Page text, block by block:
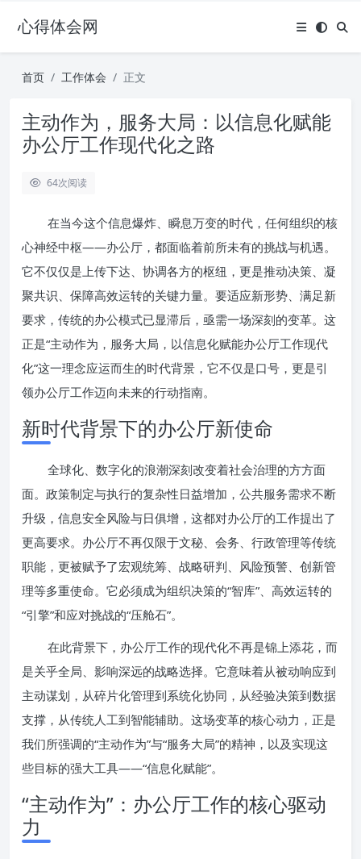
心得体会网
首页 工作体会 正文
主动作为，服务大局：以信息化赋能
办公厅工作现代化之路
64次阅读
在当今这个信息爆炸、瞬息万变的时代，任何组织的核
心神经中枢——办公厅，都面临着前所未有的挑战与机遇。
它不仅仅是上传下达、协调各方的枢纽，更是推动决策、凝
聚共识、保障高效运转的关键力量。要适应新形势、满足新
要求，传统的办公模式已显滞后，亟需一场深刻的变革。这
正是“主动作为，服务大局，以信息化赋能办公厅工作现代
化”这一理念应运而生的时代背景，它不仅是口号，更是引
领办公厅工作迈向未来的行动指南。
新时代背景下的办公厅新使命
全球化、数字化的浪潮深刻改变着社会治理的方方面
面。政策制定与执行的复杂性日益增加，公共服务需求不断
升级，信息安全风险与日俱增，这都对办公厅的工作提出了
更高要求。办公厅不再仅限于文秘、会务、行政管理等传统
职能，更被赋予了宏观统筹、战略研判、风险预警、创新管
理等多重使命。它必须成为组织决策的“智库”、高效运转的
“引擎”和应对挑战的“压舱石”。
在此背景下，办公厅工作的现代化不再是锦上添花，而
是关乎全局、影响深远的战略选择。它意味着从被动响应到
主动谋划，从碎片化管理到系统化协同，从经验决策到数据
支撑，从传统人工到智能辅助。这场变革的核心动力，正是
我们所强调的“主动作为”与“服务大局”的精神，以及实现这
些目标的强大工具——“信息化赋能”。
“主动作为”：办公厅工作的核心驱动
力